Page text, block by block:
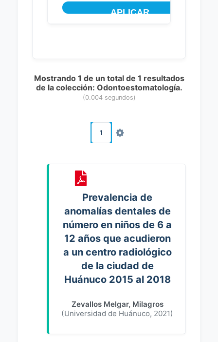
Mostrando 1 de un total de 1 resultados
de la colección: Odontoestomatología.
(0.004 segundos)
1
Prevalencia de
anomalías dentales de
número en niños de 6 a
12 años que acudieron
a un centro radiológico
de la ciudad de
Huánuco 2015 al 2018
Zevallos Melgar, Milagros
(Universidad de Huánuco, 2021)